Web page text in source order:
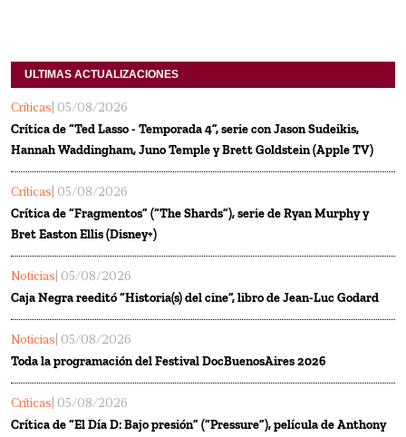
ULTIMAS ACTUALIZACIONES
Críticas | 05/08/2026
Crítica de “Ted Lasso - Temporada 4”, serie con Jason Sudeikis,
Hannah Waddingham, Juno Temple y Brett Goldstein (Apple TV)
Críticas | 05/08/2026
Crítica de “Fragmentos” (“The Shards”), serie de Ryan Murphy y
Bret Easton Ellis (Disney+)
Noticias | 05/08/2026
Caja Negra reeditó “Historia(s) del cine”, libro de Jean-Luc Godard
Noticias | 05/08/2026
Toda la programación del Festival DocBuenosAires 2026
Críticas | 05/08/2026
Crítica de “El Día D: Bajo presión” (“Pressure”), película de Anthony